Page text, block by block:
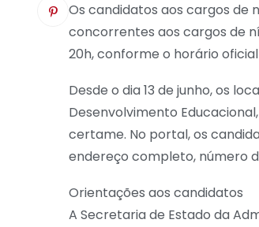
Os candidatos aos cargos de
concorrentes aos cargos de
20h, conforme o horário
Desde o dia 13 de junho, os
Desenvolvimento
certame. No portal, os
endereço completo, número
Orientações aos candidatos
A Secretaria de Estado da